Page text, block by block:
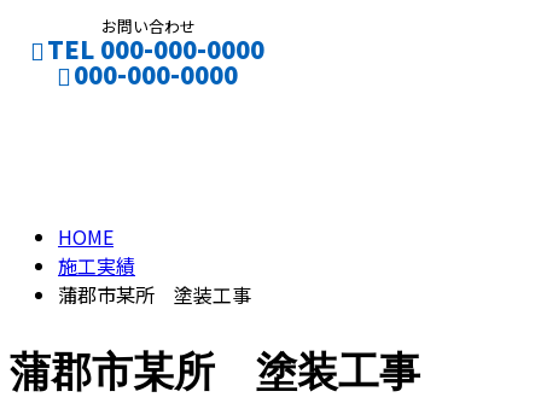
お問い合わせ
TEL 000-000-0000
000-000-0000
HOME
施工実績
蒲郡市某所 塗装工事
蒲郡市某所 塗装工事